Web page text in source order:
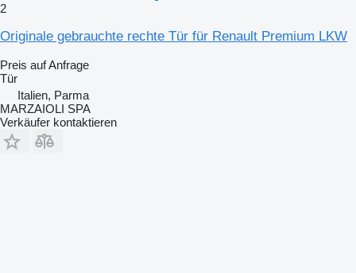
2
Originale gebrauchte rechte Tür für Renault Premium LKW
Preis auf Anfrage
Tür
Italien, Parma
MARZAIOLI SPA
Verkäufer kontaktieren